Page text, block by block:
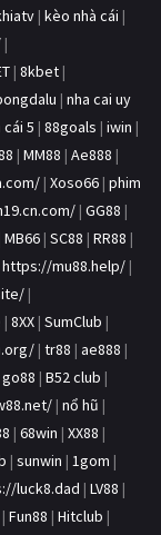
| kèo nhà cái |
|
| 8kbet |
| nha cai uy
cái 5 | 88goals | iwin |
| MM88 | Ae888 |
| Xoso66 | phim
| GG88 |
MB66 | SC88 | RR88 |
https://mu88.help/ |
|
| 8XX | SumClub |
| tr88 | ae888 |
go88 | B52 club |
| nổ hũ |
| 68win | XX88 |
| sunwin | 1gom |
luck8.dad | LV88 |
| Fun88 | Hitclub |